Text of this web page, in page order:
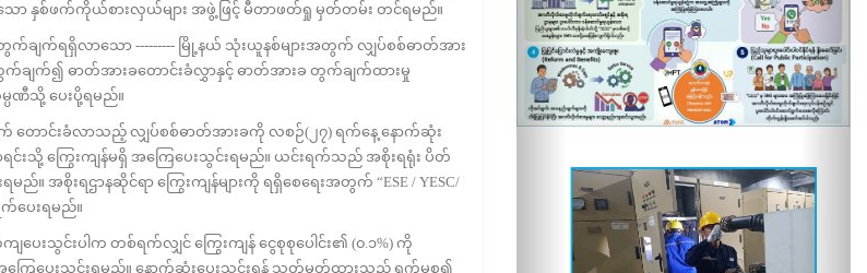
သော နှစ်ဖက်ကိုယ်စားလှယ်များ အဖွဲ့ဖြင့် မီတာဖတ်ရှု မှတ်တမ်း တင်ရမည်။
က်ချက်ရရှိလာသော --------- မြို့နယ် သုံးယူနစ်များအတွက် လျှပ်စစ်ဓာတ်အား
ျက်၍ ဓာတ်အားခတောင်းခံလွှာနှင့် ဓာတ်အားခ တွက်ချက်ထားမှု
ပဏီသို့ ပေးပို့ရမည်။
ာင်းခံလာသည့် လျှပ်စစ်ဓာတ်အားခကို လစဉ်(၂၇) ရက်နေ့ နောက်ဆုံး
ာရင်းသို့ ကြွေးကျန်မရှိ အကြေပေးသွင်းရမည်။ ယင်းရက်သည် အစိုးရရုံး ပိတ်
။ အစိုးရဌာနဆိုင်ရာ ကြွေးကျန်များကို ရရှိ‌စေရေးအတွက် “ESE / YESC/
ပေးရမည်။
းပါက တစ်ရက်လျှင် ကြွေးကျန် ငွေစုစုပေါင်း၏ (၀.၁%) ကို
ြေပေးသွင်းရမည်။ နောက်ဆုံးပေးသွင်းရန် သတ်မှတ်ထားသည့် ရက်မှစ၍